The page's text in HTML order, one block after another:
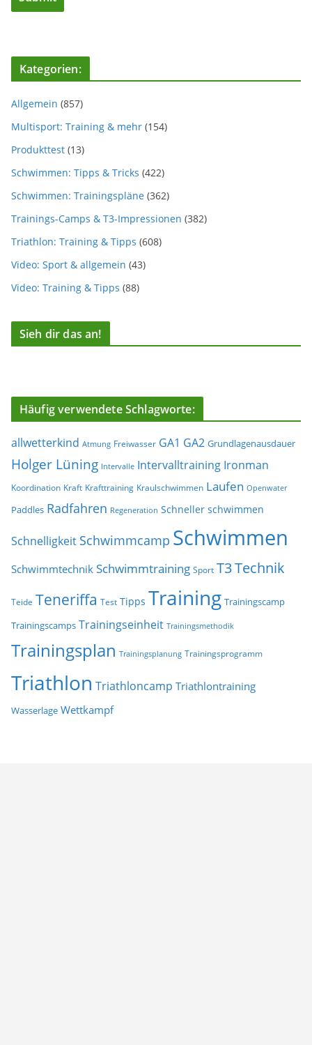
Kategorien:
Allgemein (857)
Multisport: Training & mehr (154)
Produkttest (13)
Schwimmen: Tipps & Tricks (422)
Schwimmen: Trainingspläne (362)
Trainings-Camps & T3-Impressionen (382)
Triathlon: Training & Tipps (608)
Video: Sport & allgemein (43)
Video: Training & Tipps (88)
Sieh dir das an!
Häufig verwendete Schlagworte:
allwetterkind Atmung Freiwasser GA1 GA2 Grundlagenausdauer
Holger Lüning Intervalle Intervalltraining Ironman
Koordination Kraft Krafttraining Kraulschwimmen Laufen Openwater
Paddles Radfahren Regeneration Schneller schwimmen
Schnelligkeit Schwimmcamp Schwimmen
Schwimmtechnik Schwimmtraining Sport T3Technik
Teide Teneriffa Test Tipps Training Trainingscamp
Trainingscamps Trainingseinheit Trainingsmethodik
Trainingsplan Trainingsplanung Trainingsprogramm
Triathlon Triathloncamp Triathlontraining
Wasserlage Wettkampf